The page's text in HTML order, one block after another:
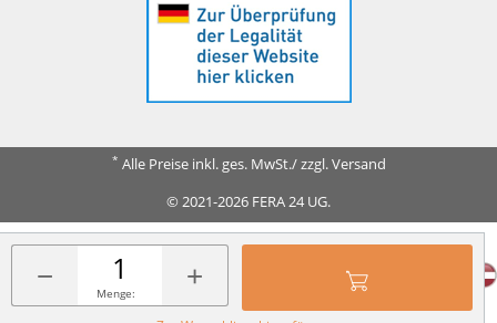
− +
Menge:
* Alle Preise inkl. ges. MwSt./ zzgl. Versand
© 2021-2026 FERA 24 UG.
FERA INTERNATIONAL: